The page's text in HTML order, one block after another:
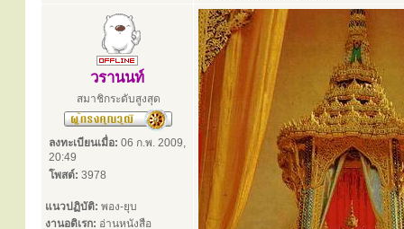
วรานนท์
สมาชิกระดับสูงสุด
ลงทะเบียนเมื่อ: 06 ก.พ. 2009,
20:49
โพสต์: 3978
แนวปฏิบัติ: พอง-ยุบ
งานอดิเรก: อ่านหนังสือ